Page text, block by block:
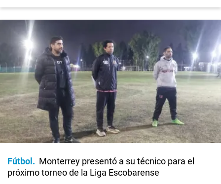
Fútbol
Monterrey presentó a su técnico para el
próximo torneo de la Liga Escobarense